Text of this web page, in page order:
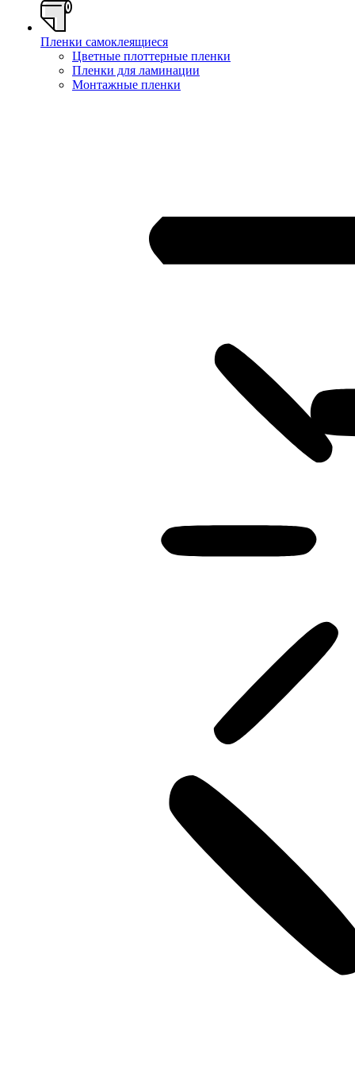
Пленки самоклеящиеся
Цветные плоттерные пленки
Пленки для ламинации
Монтажные пленки